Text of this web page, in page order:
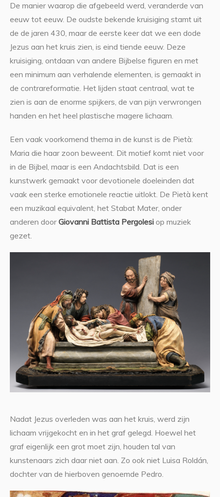
De manier waarop die afgebeeld werd, veranderde van
eeuw tot eeuw. De oudste bekende kruisiging stamt uit
de de jaren 430, maar de eerste keer dat we een dode
Jezus aan het kruis zien, is eind tiende eeuw. Deze
kruisiging, ontdaan van andere Bijbelse figuren en met
een minimum aan verhalende elementen, is gemaakt in
de contrareformatie. Het lijden staat centraal, wat te
zien is aan de enorme spijkers, de van pijn verwrongen
handen en het heel plastische magere lichaam.
Een vaak voorkomend thema in de kunst is de Pietà:
Maria die haar zoon beweent. Dit motief komt niet voor
in de Bijbel, maar is een Andachtsbild. Dat is een
kunstwerk gemaakt voor devotionele doeleinden dat
vaak een sterke emotionele reactie uitlokt. De Pietà kent
een muzikaal equivalent, het Stabat Mater, onder
anderen doorGiovanni Battista Pergolesiop muziek
gezet.
Nadat Jezus overleden was aan het kruis, werd zijn
lichaam vrijgekocht en in het graf gelegd. Hoewel het
graf eigenlijk een grot moet zijn, houden tal van
kunstenaars zich daar niet aan. Zo ook niet Luisa Roldán,
dochter van de hierboven genoemde Pedro.